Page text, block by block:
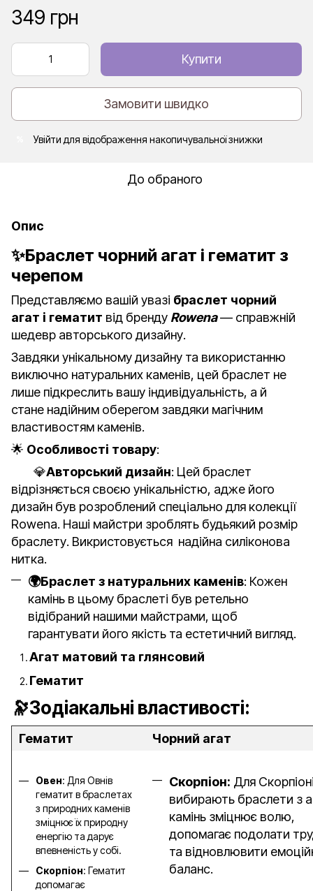
349 грн
Купити
Замовити швидко
Увійти для відображення накопичувальної знижки
До обраного
Опис
✨Браслет чорний агат і гематит з
черепом
Представляємо вашій увазі браслет чорний
агат і гематит від бренду Rowena— справжній
шедевр авторського дизайну.
Завдяки унікальному дизайну та використанню
виключно натуральних каменів, цей браслет не
лише підкреслить вашу індивідуальність, а й
стане надійним оберегом завдяки магічним
властивостям каменів.
🌟 Особливості товару:
💎Авторський дизайн: Цей браслет
відрізняється своєю унікальністю, адже його
дизайн був розроблений спеціально для колекції
Rowena. Наші майстри зроблять будьякий розмір
браслету. Викристовується надійна силіконова
нитка.
🌍Браслет з натуральних каменів: Кожен
камінь в цьому браслеті був ретельно
відібраний нашими майстрами, щоб
гарантувати його якість та естетичний вигляд.
Агат матовий та глянсовий
Гематит
🔭Зодіакальні властивості:
Гематит Чорний агат
Овен: Для Овнів
гематит в браслетах
з природних каменів
зміцнює їх природну
енергію та дарує
впевненість у собі.
Скорпіон: Гематит
допомагає
Скорпіон: Для
вибирають браслети з
камінь зміцнює волю,
допомагає подолати
та відновлювити
баланс.